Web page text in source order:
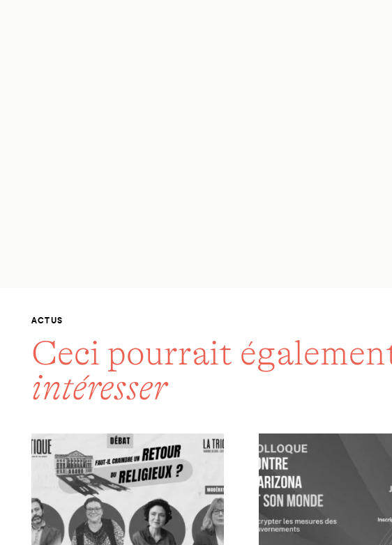
ACTUS
Ceci pourrait
intéresser
Débat : « Faut-il craindre un retour du religieux ? » ce lundi 13
Colloque : Contre